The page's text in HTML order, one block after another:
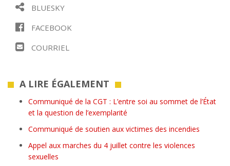
BLUESKY
FACEBOOK
COURRIEL
A LIRE ÉGALEMENT
Communiqué de la CGT : L’entre soi au sommet de l’État
et la question de l’exemplarité
Communiqué de soutien aux victimes des incendies
Appel aux marches du 4 juillet contre les violences
sexuelles